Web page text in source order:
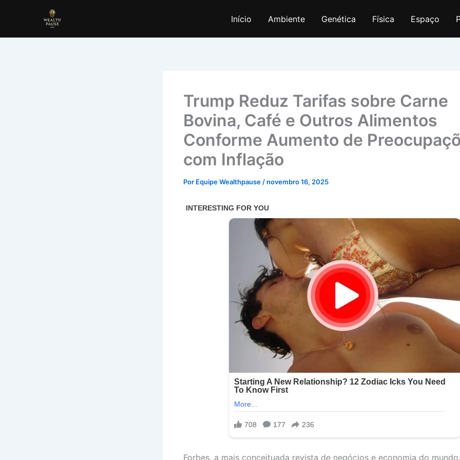
Início Ambiente Genética Física Espaço
Trump Reduz Tarifas sobre Carne
Bovina, Café e Outros Alimentos
Conforme Aumento de
com Inflação
Por Equipe Wealthpause /novembro 16, 2025
Forbes, a mais conceituada revista de negócios e economia do mundo.